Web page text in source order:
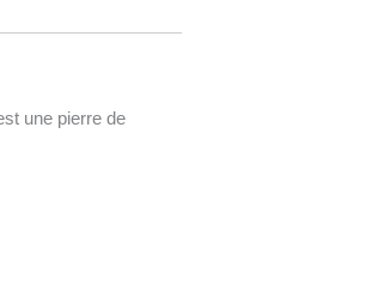
une pierre de